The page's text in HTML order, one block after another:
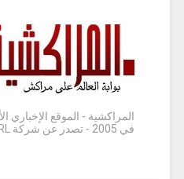
المراكشية - الموقع
في 2005 - تصدر عن شركة IMAR MED-SARL